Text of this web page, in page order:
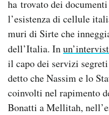
ha trovato dei
l’esistenza di cellule
muri di Sirte che
dell’Italia. In
il capo dei servizi
detto che Nassim e lo
coinvolti nel rapimento
Bonatti a Mellitah,